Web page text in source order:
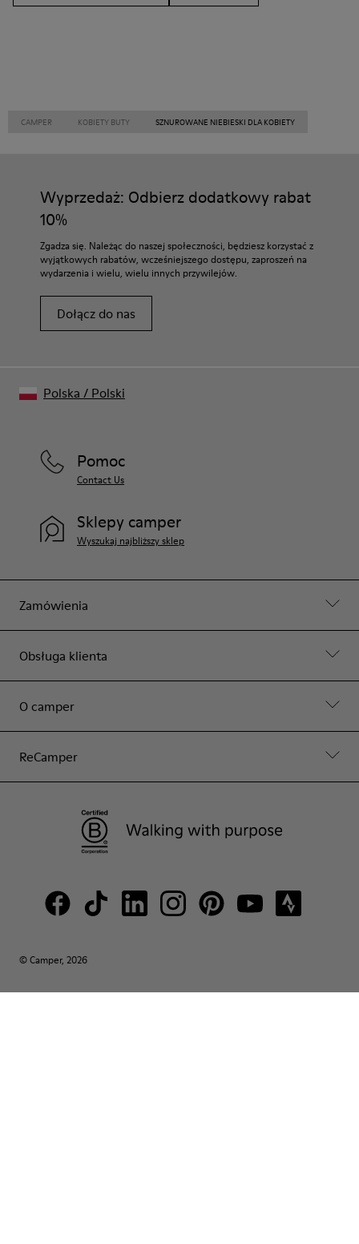
CAMPER KOBIETY BUTY SZNUROWANE NIEBIESKI DLA KOBIETY
Wyprzedaż: Odbierz dodatkowy rabat
10%
Zgadza się. Należąc do naszej społeczności, będziesz korzystać z
wyjątkowych rabatów, wcześniejszego dostępu, zaproszeń na
wydarzenia i wielu, wielu innych przywilejów.
Dołącz do nas
Zamówienia
Obsługa klienta
O camper
ReCamper
Pomoc
Contact Us
Sklepy camper
Wyszukaj najbliższy sklep
© Camper, 2026
Polska / Polski